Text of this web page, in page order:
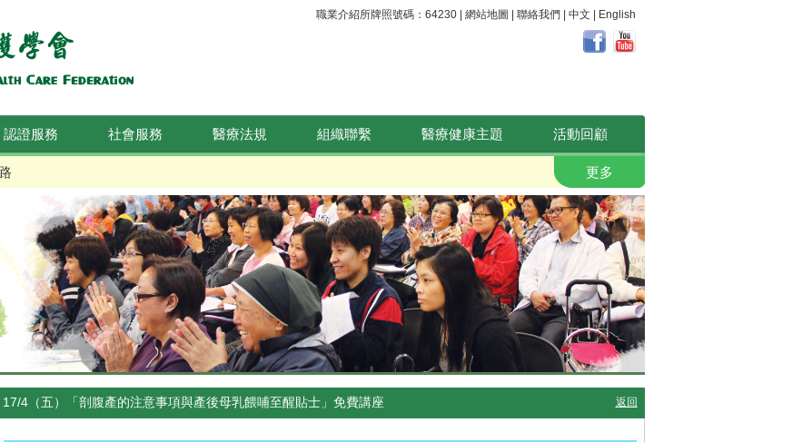
職業介紹所牌照號碼：64230 | 網站地圖 聯絡我們 中文 English
認證服務 社會服務 醫療法規 組織聯繫 醫療健康主題 活動回顧
職安健。 好心晴
更多
17/4（五）「剖腹產的注意事項與產後母乳餵哺至醒貼士」免費講座 返回